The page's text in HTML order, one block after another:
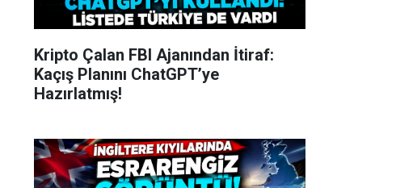
Kripto Çalan FBI Ajanından İtiraf:
Kaçış Planını ChatGPT’ye
Hazırlatmış!